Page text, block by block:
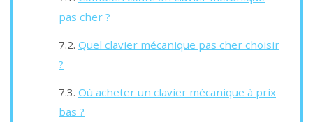
pas cher ?
Quel clavier mécanique pas cher choisir
?
Où acheter un clavier mécanique à prix
bas ?